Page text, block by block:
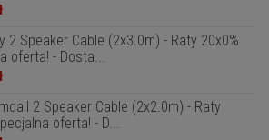
2 Speaker Cable (2x3.0m) - Raty 20x0%
oferta! - Dosta...
2 Speaker Cable (2x2.0m) - Raty
oferta! - D...